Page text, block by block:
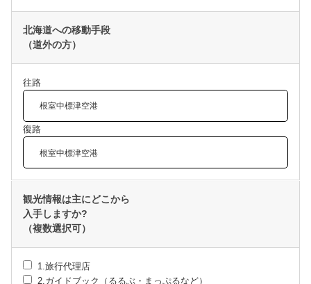
北海道への移動手段
（道外の方）
往路
復路
観光情報は主にどこから
入手しますか?
（複数選択可）
1.旅行代理店
2.ガイドブック（るるぶ・まっぷるなど）